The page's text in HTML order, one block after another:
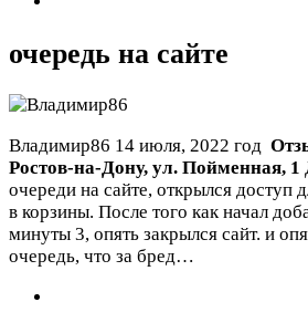
очередь на сайте
Владимир86 14 июля, 2022 год
Ростов-на-Дону, ул. Пойменная, 1
очереди на сайте, открылся доступ
в корзины. После того как начал
минуты 3, опять закрылся сайт. и
очередь, что за бред…